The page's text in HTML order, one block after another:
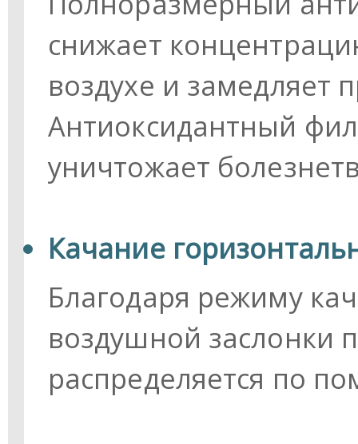
снижает
воздухе и замедляет
Антиоксидантный
уничтожает
Качание
Благодаря режиму
воздушной заслонки
распределяется по